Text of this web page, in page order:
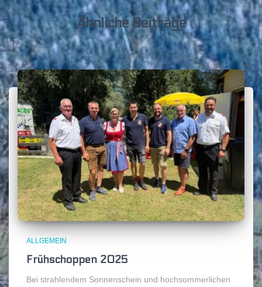
Ähnliche Beiträge
ALLGEMEIN
Frühschoppen 2025
Bei strahlendem Sonnenschein und hochsommerlichen